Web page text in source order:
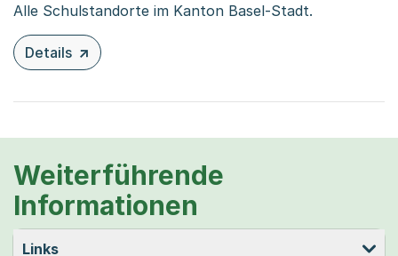
Alle Schulstandorte im Kanton Basel-Stadt.
Details
zu diesem Inhalt: Schulstandorte
Weiterführende
Informationen
Links